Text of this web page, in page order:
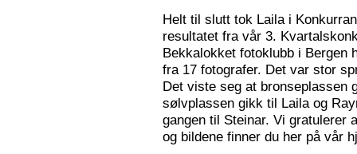
Helt til slutt tok Laila i
resultatet fra vår 3.
Bekkalokket fotoklubb i
fra 17 fotografer. Det var stor
Det viste seg at bronseplassen
sølvplassen gikk til Laila og
gangen til Steinar. Vi gratulerer
og bildene finner du her på vår